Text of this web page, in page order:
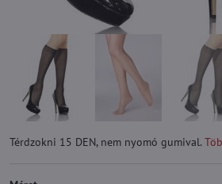
Térdzokni 15 DEN, nem nyomó gumival.